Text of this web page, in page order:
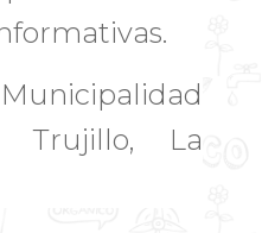
Trujillo, La